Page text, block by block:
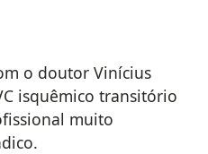
o doutor Vinícius
isquêmico transitório
muito